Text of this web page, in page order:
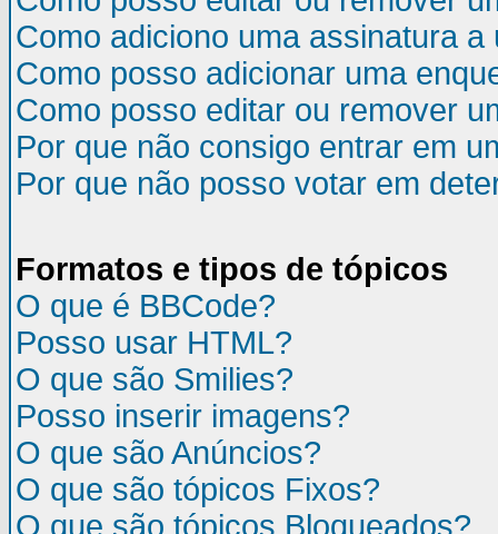
Como adiciono uma assinatura a
Como posso adicionar uma
Como posso editar ou remover
Por que não consigo entrar em
Por que não posso votar em
Formatos e tipos de tópicos
O que é BBCode?
Posso usar HTML?
O que são Smilies?
Posso inserir imagens?
O que são Anúncios?
O que são tópicos Fixos?
O que são tópicos Bloqueados?